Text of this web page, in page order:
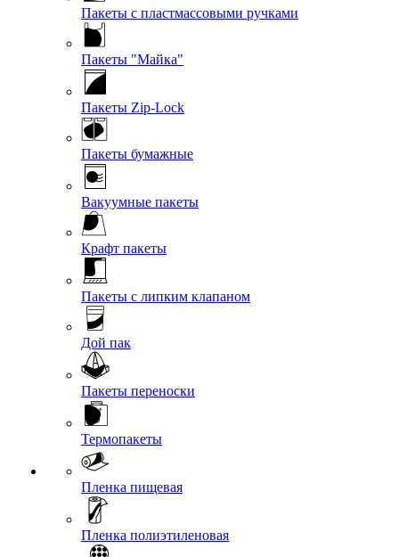
Пакеты с пластмассовыми ручками
Пакеты "Майка"
Пакеты Zip-Lock
Пакеты бумажные
Вакуумные пакеты
Крафт пакеты
Пакеты с липким клапаном
Дой пак
Пакеты переноски
Термопакеты
Пленка пищевая
Пленка полиэтиленовая